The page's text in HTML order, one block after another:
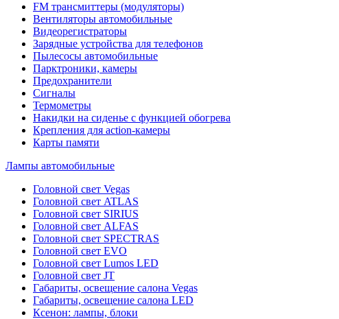
FM трансмиттеры (модуляторы)
Вентиляторы автомобильные
Видеорегистраторы
Зарядные устройства для телефонов
Пылесосы автомобильные
Парктроники, камеры
Предохранители
Сигналы
Термометры
Накидки на сиденье с функцией обогрева
Крепления для action-камеры
Карты памяти
Лампы автомобильные
Головной свет Vegas
Головной свет ATLAS
Головной свет SIRIUS
Головной свет ALFAS
Головной свет SPECTRAS
Головной свет EVO
Головной свет Lumos LED
Головной свет JT
Габариты, освещение салона Vegas
Габариты, освещение салона LED
Ксенон: лампы, блоки